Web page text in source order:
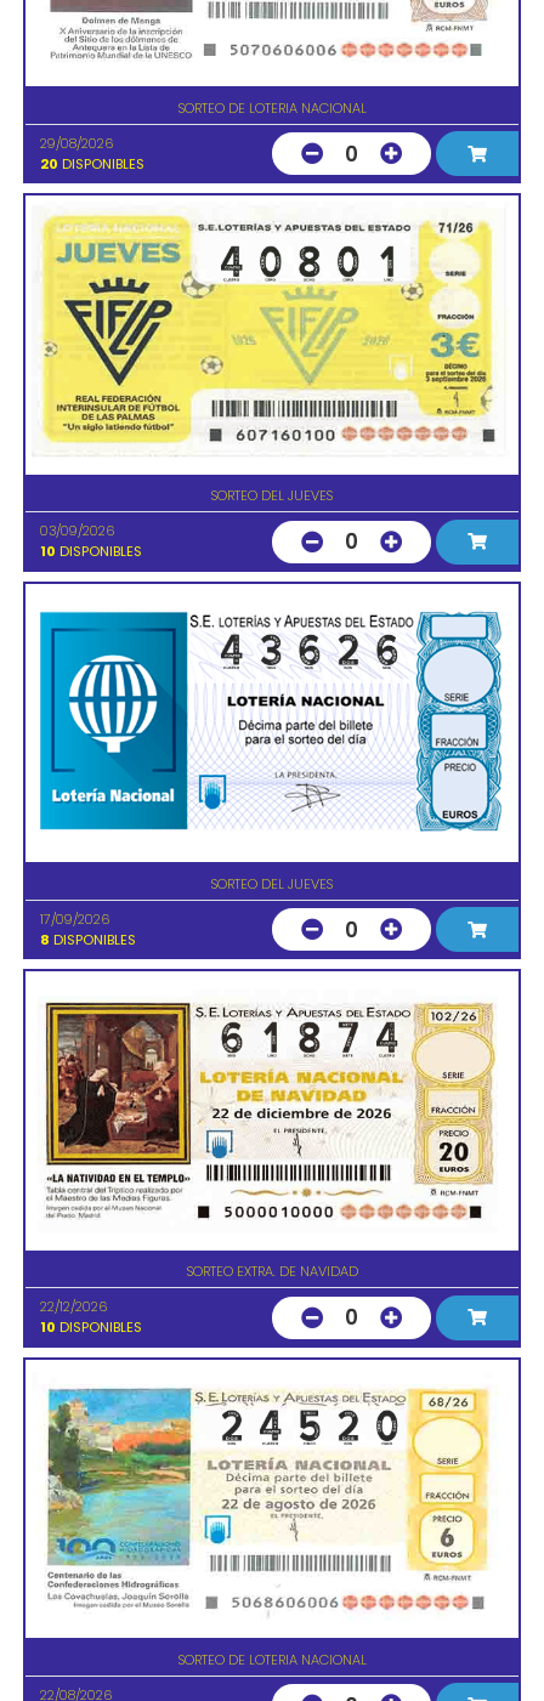
SORTEO DE LOTERIA NACIONAL
29/08/2026
20 DISPONIBLES 0
SORTEO DEL JUEVES
03/09/2026
10 DISPONIBLES 0
SORTEO DEL JUEVES
17/09/2026
8 DISPONIBLES 0
SORTEO EXTRA. DE NAVIDAD
22/12/2026
10 DISPONIBLES 0
SORTEO DE LOTERIA NACIONAL
22/08/2026